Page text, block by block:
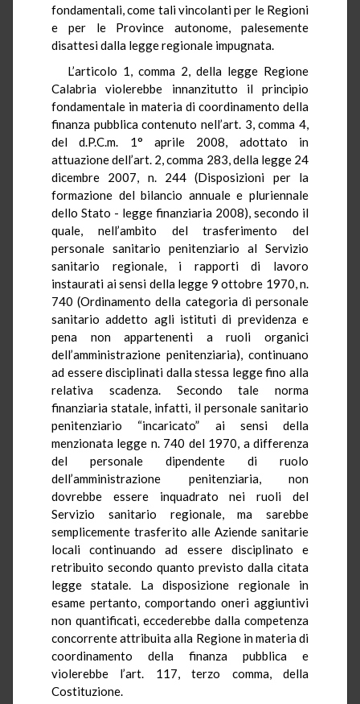
fondamentali, come tali vincolanti per le Regioni
e per le Province autonome, palesemente
disattesi dalla legge regionale impugnata.
L’articolo 1, comma 2, della legge Regione
Calabria violerebbe innanzitutto il principio
fondamentale in materia di coordinamento della
finanza pubblica contenuto nell’art. 3, comma 4,
del d.P.C.m. 1° aprile 2008, adottato in
attuazione dell’art. 2, comma 283, della legge 24
dicembre 2007, n. 244 (Disposizioni per la
formazione del bilancio annuale e pluriennale
dello Stato - legge finanziaria 2008), secondo il
quale, nell’ambito del trasferimento del
personale sanitario penitenziario al Servizio
sanitario regionale, i rapporti di lavoro
instaurati ai sensi della legge 9 ottobre 1970, n.
740 (Ordinamento della categoria di personale
sanitario addetto agli istituti di previdenza e
pena non appartenenti a ruoli organici
dell’amministrazione penitenziaria), continuano
ad essere disciplinati dalla stessa legge fino alla
relativa scadenza. Secondo tale norma
finanziaria statale, infatti, il personale sanitario
penitenziario “incaricato” ai sensi della
menzionata legge n. 740 del 1970, a differenza
del personale dipendente di ruolo
dell’amministrazione penitenziaria, non
dovrebbe essere inquadrato nei ruoli del
Servizio sanitario regionale, ma sarebbe
semplicemente trasferito alle Aziende sanitarie
locali continuando ad essere disciplinato e
retribuito secondo quanto previsto dalla citata
legge statale. La disposizione regionale in
esame pertanto, comportando oneri aggiuntivi
non quantificati, eccederebbe dalla competenza
concorrente attribuita alla Regione in materia di
coordinamento della finanza pubblica e
violerebbe l’art. 117, terzo comma, della
Costituzione.